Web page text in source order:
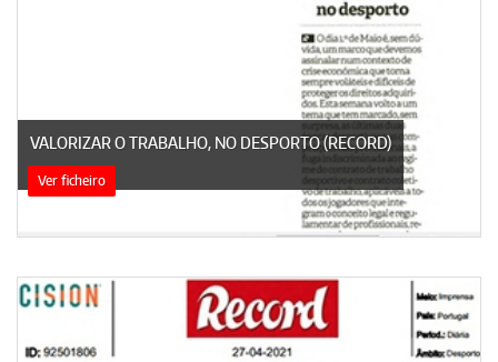
VALORIZAR O TRABALHO, NO DESPORTO (RECORD)
Ver ficheiro